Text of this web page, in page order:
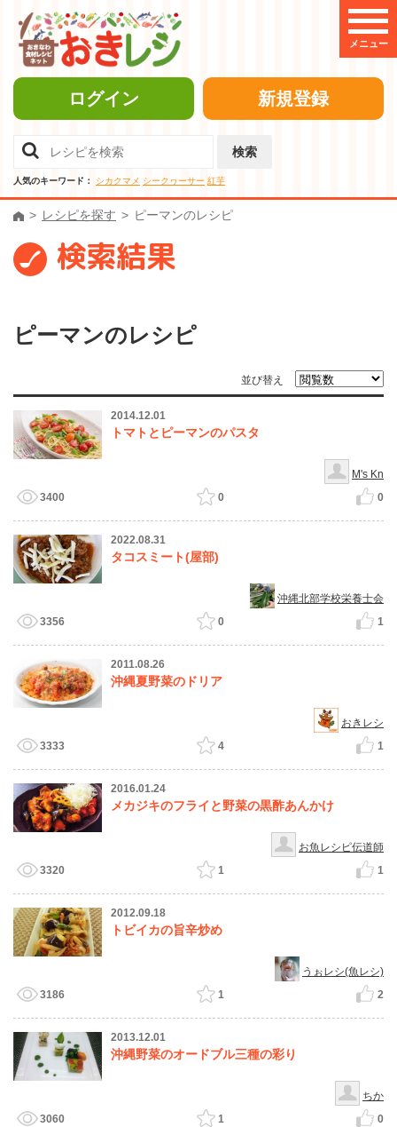
メニュー
ログイン 新規登録
検索
人気のキーワード： シカクマメ シークヮーサー 紅芋
レシピを探す ピーマンのレシピ
検索結果
ピーマンのレシピ
並び替え
2014.12.01
トマトとピーマンのパスタ
M's Kn
3400
0 0
2022.08.31
タコスミート(屋部)
沖縄北部学校栄養士会
3356
0 1
2011.08.26
沖縄夏野菜のドリア
おきレシ
3333
4 1
2016.01.24
メカジキのフライと野菜の黒酢あんかけ
お魚レシピ伝道師
3320
1 1
2012.09.18
トビイカの旨辛炒め
うぉレシ(魚レシ)
3186
1 2
2013.12.01
沖縄野菜のオードブル三種の彩り
ちか
3060
1 0